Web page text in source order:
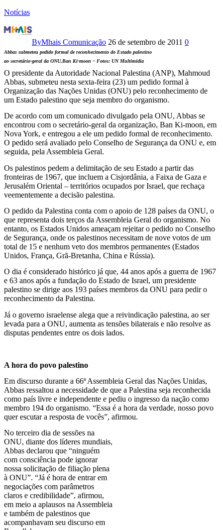
Notícias
ANP
pede
à
ONU
reconhecimento
do
Estado
palestino
ByMhais Comunicação 26 de setembro de 2011 0
Abbas submeteu pedido formal de reconhecimento do Estado palestino
ao secretário-geral da ONU,Ban Ki-moon – Fotos: UN Multimidia
O presidente da Autoridade Nacional Palestina (ANP), Mahmoud
Abbas, submeteu nesta sexta-feira (23) um pedido formal à
Organização das Nações Unidas (ONU) pelo reconhecimento de
um Estado palestino que seja membro do organismo.
De acordo com um comunicado divulgado pela ONU, Abbas se
encontrou com o secretário-geral da organização, Ban Ki-moon, em
Nova York, e entregou a ele um pedido formal de reconhecimento.
O pedido será avaliado pelo Conselho de Segurança da ONU e, em
seguida, pela Assembleia Geral.
Os palestinos pedem a delimitação de seu Estado a partir das
fronteiras de 1967, que incluem a Cisjordânia, a Faixa de Gaza e
Jerusalém Oriental – territórios ocupados por Israel, que rechaça
veementemente a decisão palestina.
O pedido da Palestina conta com o apoio de 128 países da ONU, o
que representa dois terços da Assembleia Geral do organismo. No
entanto, os Estados Unidos ameaçam rejeitar o pedido no Conselho
de Segurança, onde os palestinos necessitam de nove votos de um
total de 15 e nenhum veto dos membros permanentes (Estados
Unidos, França, Grã-Bretanha, China e Rússia).
O dia é considerado histórico já que, 44 anos após a guerra de 1967
e 63 anos após a fundação do Estado de Israel, um presidente
palestino se dirige aos 193 países membros da ONU para pedir o
reconhecimento da Palestina.
Já o governo israelense alega que a reivindicação palestina, ao ser
levada para a ONU, aumenta as tensões bilaterais e não resolve as
disputas pendentes entre os dois lados.
A hora do povo palestino
Em discurso durante a 66ª Assembleia Geral das Nações Unidas,
Abbas ressaltou a necessidade de que a Palestina seja reconhecida
como país livre e independente e pediu o ingresso da nação como
membro 194 do organismo. “Essa é a hora da verdade, nosso povo
quer escutar a resposta de vocês”, afirmou.
No terceiro dia de sessões na
ONU, diante dos líderes mundiais,
Abbas declarou que “ninguém
com consciência pode ignorar
nossa solicitação de filiação plena
à ONU”. “Já é hora de entrar em
negociações com parâmetros
claros e credibilidade”, afirmou,
em meio a aplausos na Assembleia
e também de palestinos que
acompanhavam seu discurso em